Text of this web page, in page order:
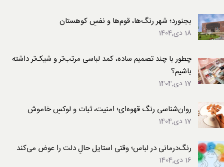
بجنورد؛ شهر رنگ‌ها، قوم‌ها و نفسِ کوهستان
18 دی,1404
چطور با چند تصمیم ساده، کمد لباسی مرتب‌تر و شیک‌تر داشته
باشیم؟
17 دی,1404
روان‌شناسی رنگ قهوه‌ای؛ امنیت، ثبات و لوکسِ خاموش
17 دی,1404
رنگ‌درمانی در لباس؛ وقتی استایل حالِ دلت را عوض می‌کند
16 دی,1404